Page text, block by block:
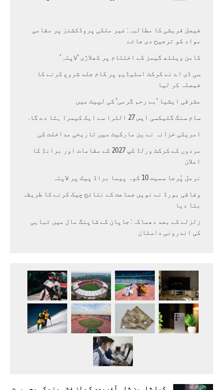
فیصل قریشی کا مطالبہ: غیر ملکی پروڈکشنز پر مقامی
مواد کو ترجیح دی جائے
کامن ویلتھ گیمز کے اختتام پر کھلاڑی ‘لاپتہ’
سی ڈی اے نے کرکٹ اسٹیڈیم پر کام جلد شروع کرنے کا
فیصلہ کر لیا
مشرقی ایشیا ‘بے رحم گرمی’ کی لپیٹ میں
سام سنگ گلیکسی ایس 27 الٹرا سے ایک کیمرا ہٹا دے گا.
امریکی خزانہ نے ین مارکیٹ میں تاریخی مداخلت کی
مردوں کے کرکٹ ورلڈ کپ 2027 کے مقامات اور برانڈ کا
اعلان
نرمل پُرجا سمیت 10 کوہ پیما براڈ پیک پر لاپتہ
وفاقی بورڈ نے نویں جماعت کے نتائج چیک کرنے کا طریقہ
بتا دیا
زلزلے کے بعد دھماکہ: جاپان کے شاپنگ مال میں تباہی
کی اندرونی داستان